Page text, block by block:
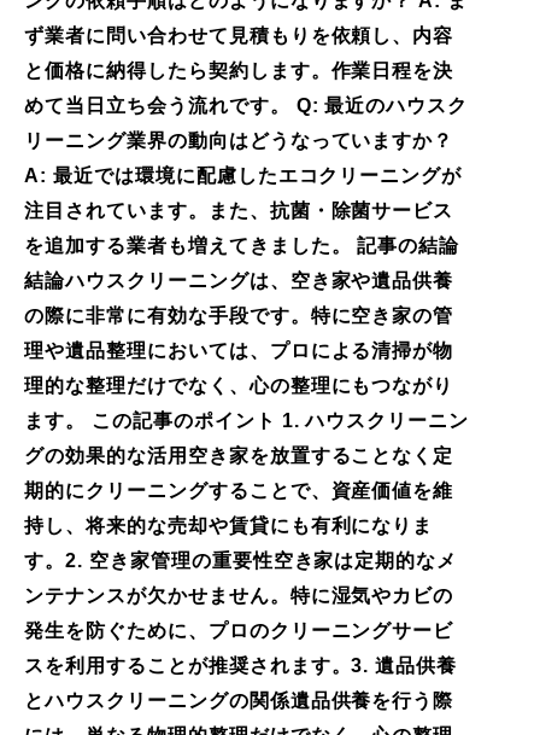
ず業者に問い合わせて見積もりを依頼し、内容
と価格に納得したら契約します。作業日程を決
めて当日立ち会う流れです。 Q: 最近のハウスク
リーニング業界の動向はどうなっていますか？
A: 最近では環境に配慮したエコクリーニングが
注目されています。また、抗菌・除菌サービス
を追加する業者も増えてきました。 記事の結論
結論ハウスクリーニングは、空き家や遺品供養
の際に非常に有効な手段です。特に空き家の管
理や遺品整理においては、プロによる清掃が物
理的な整理だけでなく、心の整理にもつながり
ます。 この記事のポイント 1. ハウスクリーニン
グの効果的な活用空き家を放置することなく定
期的にクリーニングすることで、資産価値を維
持し、将来的な売却や賃貸にも有利になりま
す。2. 空き家管理の重要性空き家は定期的なメ
ンテナンスが欠かせません。特に湿気やカビの
発生を防ぐために、プロのクリーニングサービ
スを利用することが推奨されます。3. 遺品供養
とハウスクリーニングの関係遺品供養を行う際